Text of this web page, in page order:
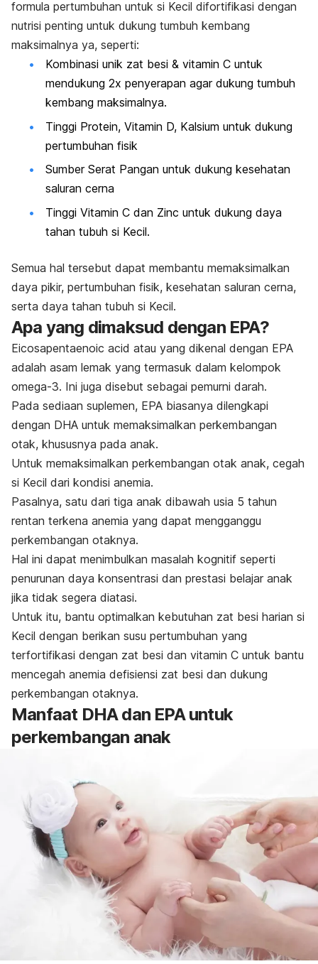
formula pertumbuhan untuk si Kecil difortifikasi dengan
nutrisi penting untuk dukung tumbuh kembang
maksimalnya ya, seperti:
Kombinasi unik zat besi & vitamin C untuk
mendukung 2x penyerapan agar dukung tumbuh
kembang maksimalnya.
Tinggi Protein, Vitamin D, Kalsium untuk dukung
pertumbuhan fisik
Sumber Serat Pangan untuk dukung kesehatan
saluran cerna
Tinggi Vitamin C dan Zinc untuk dukung daya
tahan tubuh si Kecil.
Semua hal tersebut dapat membantu memaksimalkan
daya pikir, pertumbuhan fisik, kesehatan saluran cerna,
serta daya tahan tubuh si Kecil.
Apa yang dimaksud dengan EPA?
Eicosapentaenoic acid atau yang dikenal dengan EPA
adalah asam lemak yang termasuk dalam kelompok
omega-3. Ini juga disebut sebagai pemurni darah.
Pada sediaan suplemen, EPA biasanya dilengkapi
dengan DHA untuk memaksimalkan perkembangan
otak, khususnya pada anak.
Untuk memaksimalkan perkembangan otak anak, cegah
si Kecil dari kondisi anemia.
Pasalnya, satu dari tiga anak dibawah usia 5 tahun
rentan terkena anemia yang dapat mengganggu
perkembangan otaknya.
Hal ini dapat menimbulkan masalah kognitif seperti
penurunan daya konsentrasi dan prestasi belajar anak
jika tidak segera diatasi.
Untuk itu, bantu optimalkan kebutuhan zat besi harian si
Kecil dengan berikan susu pertumbuhan yang
terfortifikasi dengan zat besi dan vitamin C untuk bantu
mencegah anemia defisiensi zat besi dan dukung
perkembangan otaknya.​
Manfaat DHA dan EPA untuk
perkembangan anak